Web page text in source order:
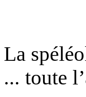
La
... toute